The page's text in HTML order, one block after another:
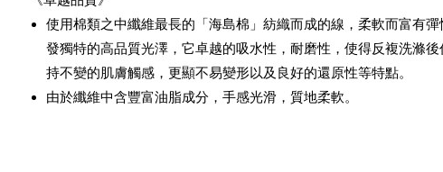
使用棉類之中纖維最長的「海島棉」紡織而成的線，柔軟而富有彈
發獨特的高品質光澤，它卓越的吸水性，耐磨性，使得反複洗滌後
持不變的肌膚觸感，更顯不易變形以及良好的還原性等特點。
由於纖維中含豐富油脂成分，手感光滑，質地柔軟。